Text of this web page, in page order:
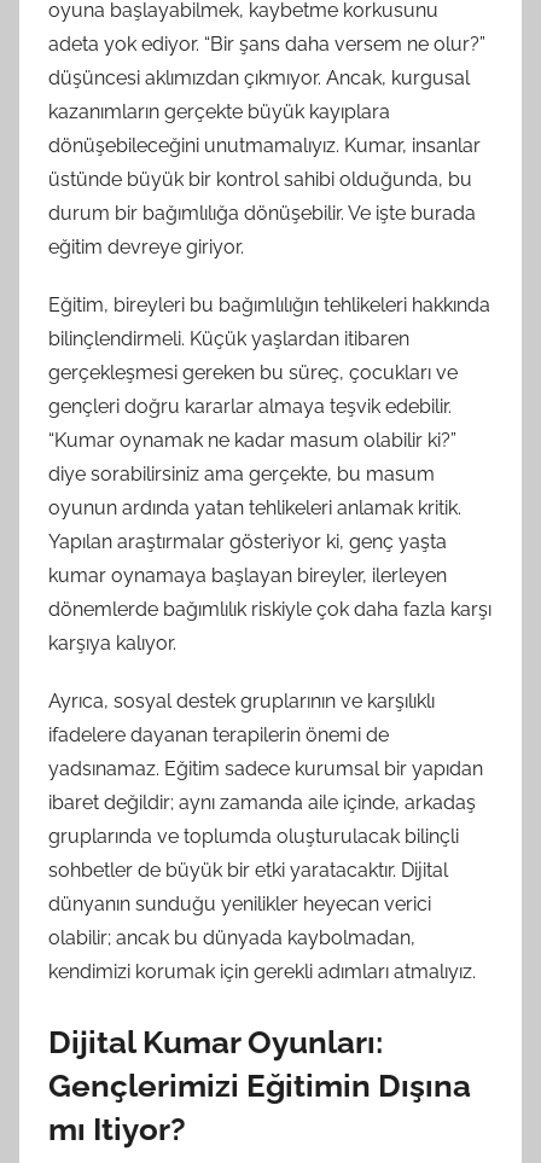
oyuna başlayabilmek, kaybetme korkusunu
adeta yok ediyor. “Bir şans daha versem ne olur?”
düşüncesi aklımızdan çıkmıyor. Ancak, kurgusal
kazanımların gerçekte büyük kayıplara
dönüşebileceğini unutmamalıyız. Kumar, insanlar
üstünde büyük bir kontrol sahibi olduğunda, bu
durum bir bağımlılığa dönüşebilir. Ve işte burada
eğitim devreye giriyor.
Eğitim, bireyleri bu bağımlılığın tehlikeleri hakkında
bilinçlendirmeli. Küçük yaşlardan itibaren
gerçekleşmesi gereken bu süreç, çocukları ve
gençleri doğru kararlar almaya teşvik edebilir.
“Kumar oynamak ne kadar masum olabilir ki?”
diye sorabilirsiniz ama gerçekte, bu masum
oyunun ardında yatan tehlikeleri anlamak kritik.
Yapılan araştırmalar gösteriyor ki, genç yaşta
kumar oynamaya başlayan bireyler, ilerleyen
dönemlerde bağımlılık riskiyle çok daha fazla karşı
karşıya kalıyor.
Ayrıca, sosyal destek gruplarının ve karşılıklı
ifadelere dayanan terapilerin önemi de
yadsınamaz. Eğitim sadece kurumsal bir yapıdan
ibaret değildir; aynı zamanda aile içinde, arkadaş
gruplarında ve toplumda oluşturulacak bilinçli
sohbetler de büyük bir etki yaratacaktır. Dijital
dünyanın sunduğu yenilikler heyecan verici
olabilir; ancak bu dünyada kaybolmadan,
kendimizi korumak için gerekli adımları atmalıyız.
Dijital Kumar Oyunları:
Gençlerimizi Eğitimin Dışına
mı Itiyor?